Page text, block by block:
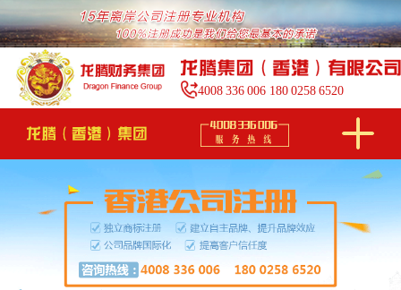
4008 336 006 180 0258 6520